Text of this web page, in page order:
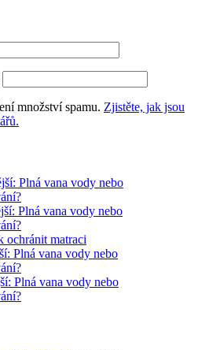
množství spamu. Zjistěte, jak jsou
Plná vana vody nebo
Plná vana vody nebo
ochránit matraci
Plná vana vody nebo
Plná vana vody nebo